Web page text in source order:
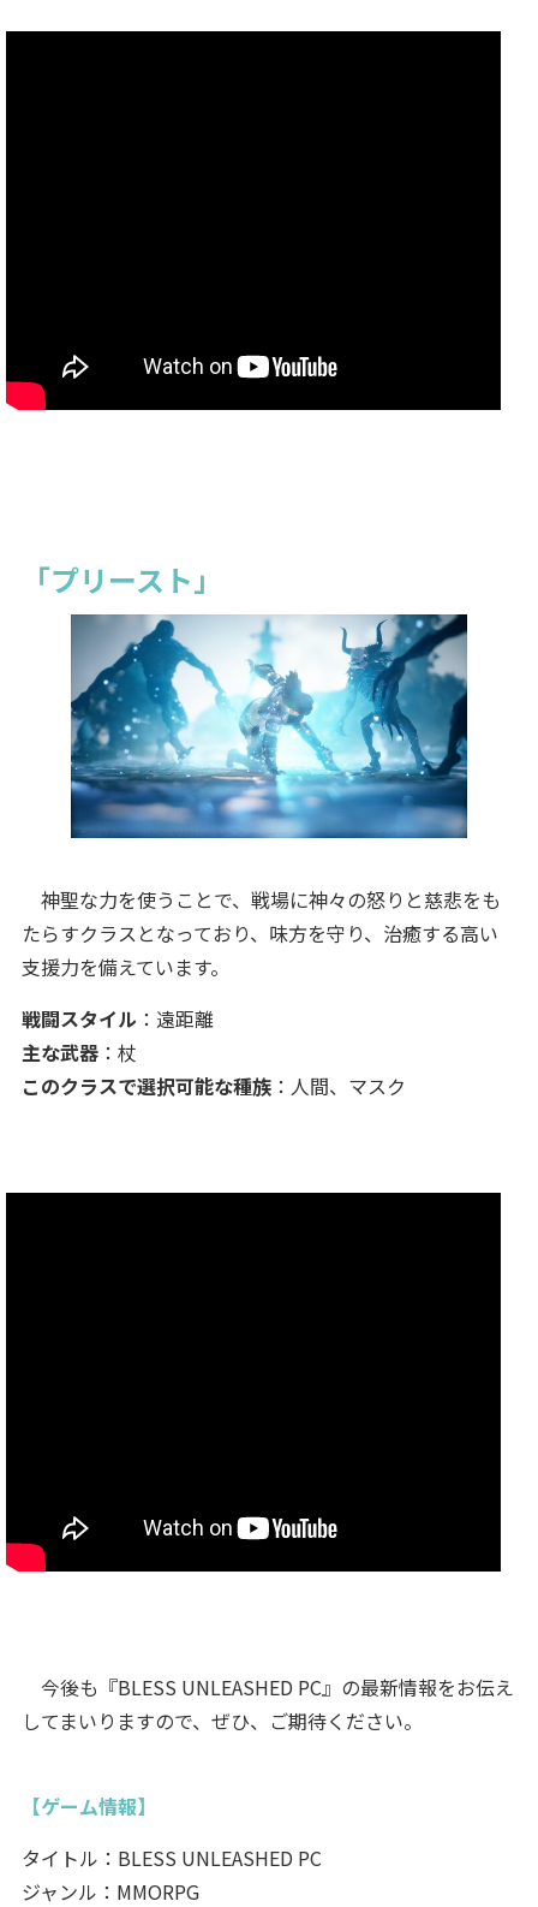
「プリースト」
神聖な力を使うことで、戦場に神々の怒りと慈悲をも
たらすクラスとなっており、味方を守り、治癒する高い
支援力を備えています。
戦闘スタイル ：遠距離
主な武器：杖
このクラスで選択可能な種族：人間、マスク
今後も『BLESS UNLEASHED PC』の最新情報をお伝え
してまいりますので、ぜひ、ご期待ください。
【ゲーム情報】
タイトル：BLESS UNLEASHED PC
ジャンル：MMORPG